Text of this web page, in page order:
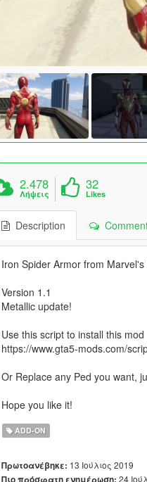
2.478
Λήψεις
32
Likes
Description
Iron Spider Armor from
Version 1.1
Metallic update!
Use this script to install this mod
https://www.gta5-mods.com/
Or Replace any Ped you want,
Hope you like it!
ADD-ON
Πρωτοανέβηκε: 13 Ιούλιος 2019
Πιο πρόσφατη ενημέρωση: 24